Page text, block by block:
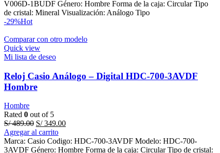
S/ 389.00.S/ 229.00.
V006D-1BUDF Género: Hombre Forma de la caja: Circular Tipo
de cristal: Mineral Visualización: Análogo Tipo
-29%Hot
Comparar con otro modelo
Quick view
Mi lista de deseo
Reloj Casio Análogo – Digital HDC-700-3AVDF
Hombre
Hombre
Rated 0 out of 5
S/489.00 Original
price
was:
S/ 489.00.
S/349.00Current
is:
S/ 349.00.
Agregar al carrito
Marca: Casio Codigo: HDC-700-3AVDF Modelo: HDC-700-
3AVDF Género: Hombre Forma de la caja: Circular Tipo de cristal: